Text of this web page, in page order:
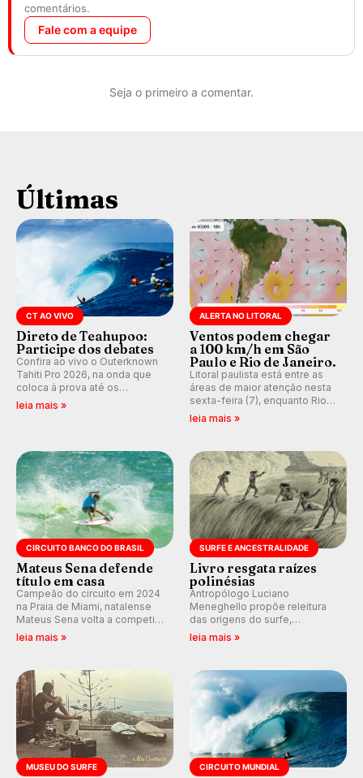
comentários.
Fale com a equipe
Seja o primeiro a comentar.
Últimas
CT AO VIVO
Direto de Teahupoo:
Participe dos debates
Confira ao vivo o Outerknown
Tahiti Pro 2026, na onda que
coloca à prova até os
melhores surfistas do mundo.
leia mais »
ALERTA NO LITORAL
Ventos podem chegar
a 100 km/h em São
Paulo e Rio de Janeiro.
Litoral paulista está entre as
áreas de maior atenção nesta
sexta-feira (7), enquanto Rio
de Janeiro também recebe
km/h em Itanhaém.
leia mais »
CIRCUITO BANCO DO BRASIL
Mateus Sena defende
título em casa
Campeão do circuito em 2024
na Praia de Miami, natalense
Mateus Sena volta a competir
em casa em busca de manter a
leia mais »
SURFE E ANCESTRALIDADE
Livro resgata raízes
polinésias
Antropólogo Luciano
Meneghello propõe releitura
das origens do surfe,
resgatando a cultura polinésia
prática em esporte e indústria.
leia mais »
MUSEU DO SURFE CIRCUITO MUNDIAL